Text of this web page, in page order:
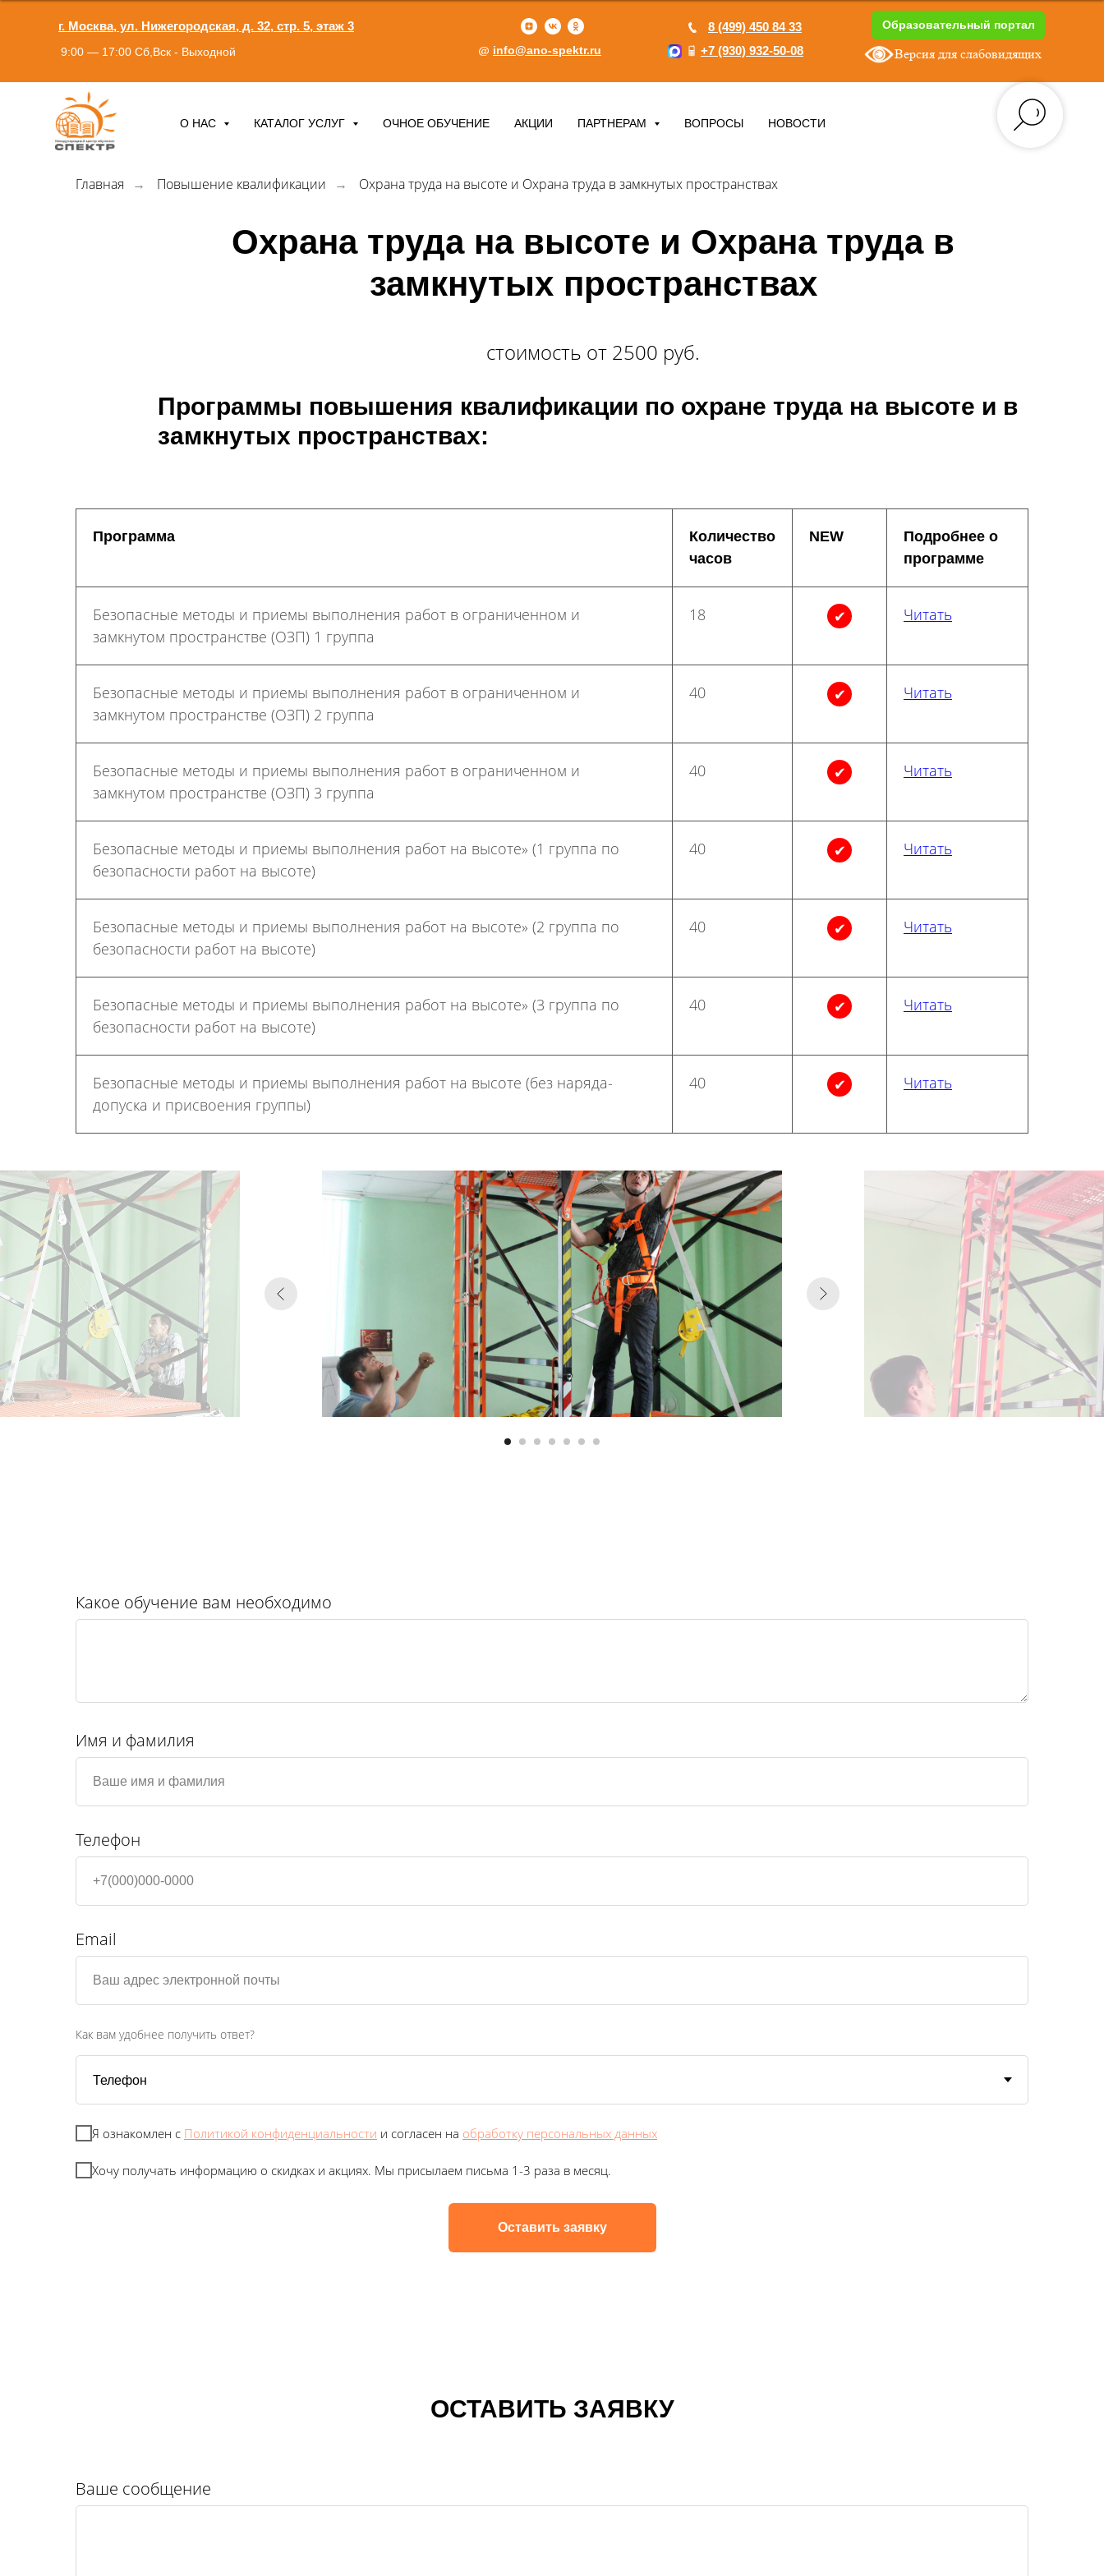
Образовательный портал
г. Москва, ул. Нижегородская, д. 32, стр. 5, этаж 3
+7 (930) 932-50-08
8 (499) 450 84 33
info@ano-spektr.ru
9:00 — 17:00 Сб,Вск - Выходной Версия для слабовидящих
О НАС КАТАЛОГ УСЛУГ ОЧНОЕ ОБУЧЕНИЕ АКЦИИ ПАРТНЕРАМ ВОПРОСЫ НОВОСТИ
Главная → Повышение квалификации → Охрана труда на высоте и Охрана труда в замкнутых пространствах
Охрана труда на высоте и Охрана труда в
замкнутых пространствах
стоимость от 2500 руб.
Программы повышения квалификации по охране труда на высоте и в
замкнутых пространствах:
Программа
Количество
часов
NEW
Подробнее о
программе
Безопасные методы и приемы выполнения работ в ограниченном и
замкнутом пространстве (ОЗП) 1 группа
18 ✔ Читать
Безопасные методы и приемы выполнения работ в ограниченном и
замкнутом пространстве (ОЗП) 2 группа
40 ✔ Читать
Безопасные методы и приемы выполнения работ в ограниченном и
замкнутом пространстве (ОЗП) 3 группа
40 ✔ Читать
Безопасные методы и приемы выполнения работ на высоте» (1 группа по
безопасности работ на высоте)
40 ✔ Читать
Безопасные методы и приемы выполнения работ на высоте» (2 группа по
безопасности работ на высоте)
40 ✔ Читать
Безопасные методы и приемы выполнения работ на высоте» (3 группа по
безопасности работ на высоте)
40 ✔ Читать
Безопасные методы и приемы выполнения работ на высоте (без наряда-
допуска и присвоения группы)
40 ✔ Читать
Какое обучение вам необходимо
Имя и фамилия
Телефон
Email
Как вам удобнее получить ответ?
Я ознакомлен с Политикой конфиденциальности и согласен на обработку персональных данных
Хочу получать информацию о скидках и акциях. Мы присылаем письма 1-3 раза в месяц.
Оставить заявку
ОСТАВИТЬ ЗАЯВКУ
Ваше сообщение